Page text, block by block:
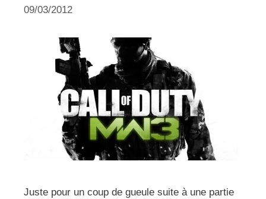
09/03/2012
Juste pour un coup de gueule suite à une partie